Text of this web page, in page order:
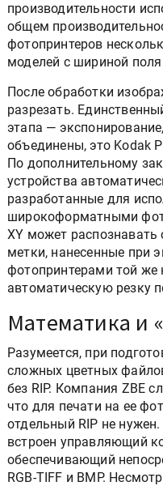
производительности
общем
фотопринтеров
моделей с шириной
После обработки
разрезать.
этапа —
объединены, это Kodak
По дополнительному
устройства
разработанные для
широкоформатными
XY может
метки, нанесенные при
фотопринтерами той же
автоматическую резку
Математика и
Разумеется, при
сложных цветных
без RIP. Компания ZBE
что для печати на ее
отдельный RIP не
встроен управляющий
обеспечивающий
RGB-TIFF и BMP.